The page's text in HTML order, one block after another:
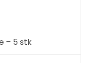
– 5 stk